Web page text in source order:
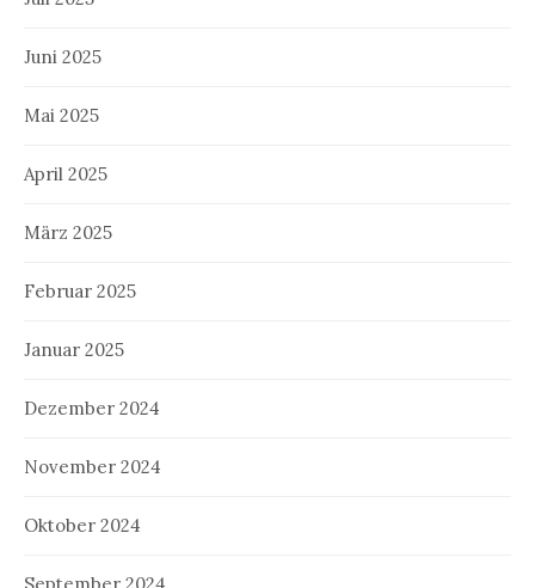
Juni 2025
Mai 2025
April 2025
März 2025
Februar 2025
Januar 2025
Dezember 2024
November 2024
Oktober 2024